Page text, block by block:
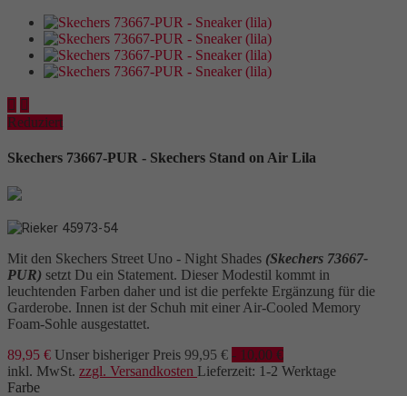
 
Reduziert
Skechers 73667-PUR - Skechers Stand on Air Lila
Mit den Skechers Street Uno - Night Shades (Skechers 73667-
PUR) setzt Du ein Statement. Dieser Modestil kommt in
leuchtenden Farben daher und ist die perfekte Ergänzung für die
Garderobe. Innen ist der Schuh mit einer Air-Cooled Memory
Foam-Sohle ausgestattet.
89,95 € Unser bisheriger Preis 99,95 € - 10,00 €
inkl. MwSt. zzgl. Versandkosten Lieferzeit: 1-2 Werktage
Farbe